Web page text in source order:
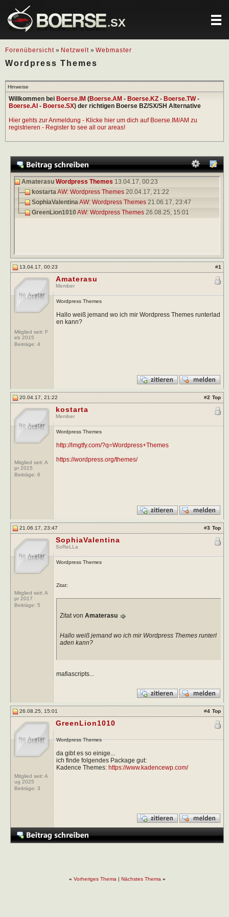
.SX
Forenübersicht » Netzwelt » Webmaster
Wordpress Themes
Hinweise
Willkommen bei Boerse.IM (Boerse.AM - Boerse.KZ - Boerse.TW-
Boerse.AI - Boerse.SX) der richtigen Boerse BZ/SX/SH Alternative
Hier gehts zur Anmeldung - Klicke hier um dich auf Boerse.IM/AM zu
registrieren - Register to see all our areas!
Amaterasu Wordpress Themes 13.04.17, 00:23
kostartaAW: Wordpress Themes 20.04.17, 21:22
SophiaValentinaAW: Wordpress Themes 21.06.17, 23:47
GreenLion1010AW: Wordpress Themes 26.08.25, 15:01
13.04.17, 00:23 #1
Mitglied seit: F
eb 2015
Beiträge: 4
Amaterasu
Member
Wordpress Themes
Hallo weiß jemand wo ich mir Wordpress Themes runterlad
en kann?
20.04.17, 21:22 #2 Top
Mitglied seit: A
pr 2015
Beiträge: 6
kostarta
Member
Wordpress Themes
http://lmgtfy.com/?q=Wordpress+Themes
https://wordpress.org/themes/
21.06.17, 23:47 #3 Top
Mitglied seit: A
pr 2017
Beiträge: 5
SophiaValentina
SoReLLa
Wordpress Themes
Zitat:
Zitat von Amaterasu
Hallo weiß jemand wo ich mir Wordpress Themes runterl
aden kann?
mafiascripts...
26.08.25, 15:01 #4 Top
Mitglied seit: A
ug 2025
Beiträge: 3
GreenLion1010
Wordpress Themes
da gibt es so einige...
ich finde folgendes Package gut:
Kadence Themes: https://www.kadencewp.com/
« Vorheriges Thema | Nächstes Thema »